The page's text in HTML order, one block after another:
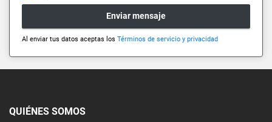
Enviar mensaje
Al enviar tus datos aceptas los Términos de servicio y privacidad
QUIÉNES SOMOS